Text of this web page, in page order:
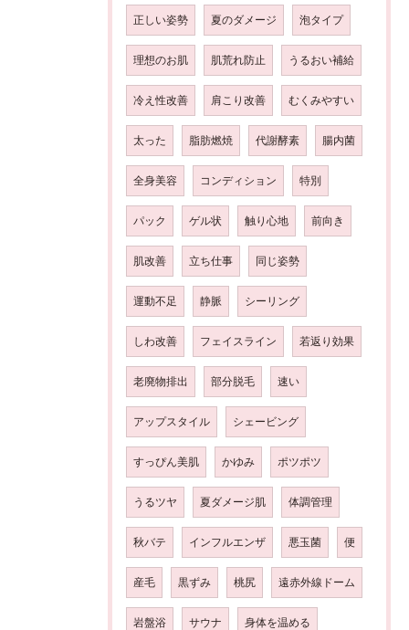
正しい姿勢 夏のダメージ 泡タイプ
理想のお肌 肌荒れ防止 うるおい補給
冷え性改善 肩こり改善 むくみやすい
太った 脂肪燃焼 代謝酵素 腸内菌
全身美容 コンディション 特別
パック ゲル状 触り心地 前向き
肌改善 立ち仕事 同じ姿勢
運動不足 静脈 シーリング
しわ改善 フェイスライン 若返り効果
老廃物排出 部分脱毛 速い
アップスタイル シェービング
すっぴん美肌 かゆみ ポツポツ
うるツヤ 夏ダメージ肌 体調管理
秋バテ インフルエンザ 悪玉菌 便
産毛 黒ずみ 桃尻 遠赤外線ドーム
岩盤浴 サウナ 身体を温める